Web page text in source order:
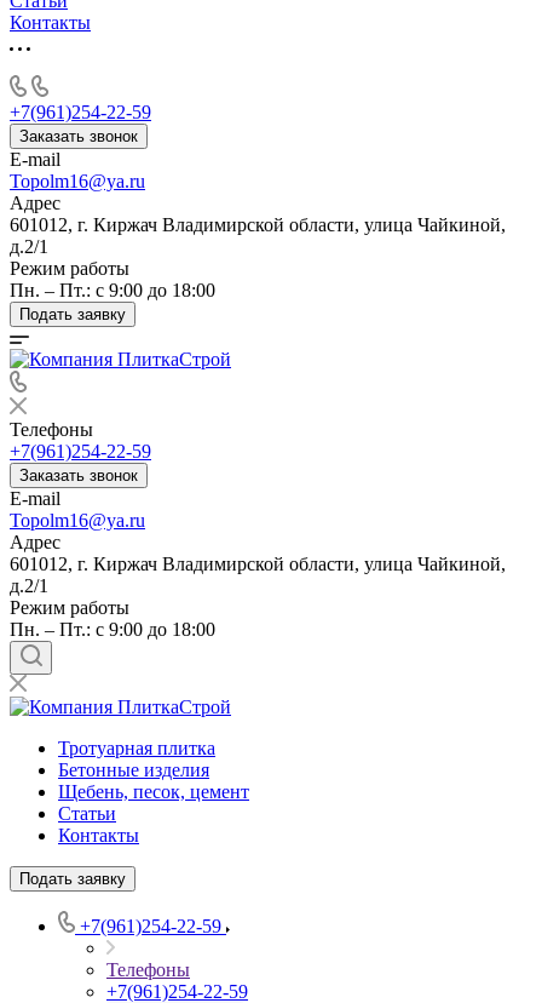
Контакты
+7(961)254-22-59
Заказать звонок
E-mail
Topolm16@ya.ru
Адрес
601012, г. Киржач Владимирской области, улица Чайкиной,
д.2/1
Режим работы
Пн. – Пт.: с 9:00 до 18:00
Подать заявку
Телефоны
+7(961)254-22-59
Заказать звонок
E-mail
Topolm16@ya.ru
Адрес
601012, г. Киржач Владимирской области, улица Чайкиной,
д.2/1
Режим работы
Пн. – Пт.: с 9:00 до 18:00
Тротуарная плитка
Бетонные изделия
Щебень, песок, цемент
Статьи
Контакты
Подать заявку
+7(961)254-22-59
Телефоны
+7(961)254-22-59